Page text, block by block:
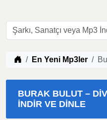
Müzik indir
En Yeni Mp3ler
BURAK BULUT –
İNDIR VE DINLE